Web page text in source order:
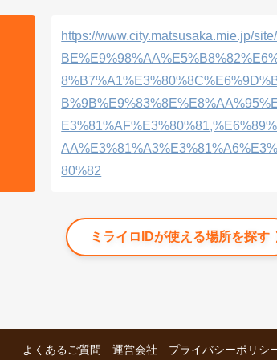
https://www.city.matsusaka.mie.jp/
80%82
ミライロIDが使える場所を探す
よくあるご質問 運営会社 プライバシーポリシ